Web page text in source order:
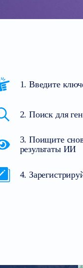
1. Введите
2. Поиск для
3. Поищите
результаты ИИ
4.